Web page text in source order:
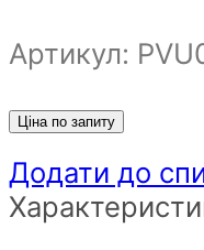
Артикул:
Ціна по запиту
Додати до